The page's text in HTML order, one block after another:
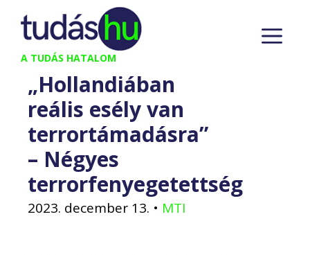
Kilépés
tartalomba
A TUDÁS HATALOM
„Hollandiában
reális esély van
terrortámadásra”
– Négyes
terrorfenyegetettség
2023. december 13. • MTI